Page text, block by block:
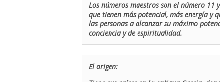
Los números maestros son el número 11
que tienen más potencial, más energía y
las personas a alcanzar su máximo
conciencia y de espiritualidad.
El origen: